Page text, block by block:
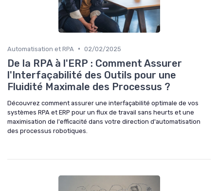
Automatisation et RPA • 02/02/2025
De la RPA à l'ERP : Comment Assurer
l'Interfaçabilité des Outils pour une
Fluidité Maximale des Processus ?
Découvrez comment assurer une interfaçabilité optimale de vos
systèmes RPA et ERP pour un flux de travail sans heurts et une
maximisation de l'efficacité dans votre direction d'automatisation
des processus robotiques.